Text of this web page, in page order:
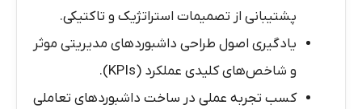
پشتیبانی از تصمیمات استراتژیک و تاکتیکی.
یادگیری اصول طراحی داشبوردهای مدیریتی موثر
و شاخص‌های کلیدی عملکرد (KPIs).
کسب تجربه عملی در ساخت داشبوردهای تعاملی